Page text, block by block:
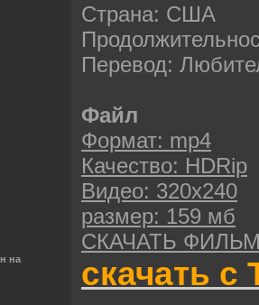
на
Страна: США
Перевод:
Файл
Формат: mp4
Качество: HDRip
Видео: 320х240
размер: 159 мб
СКАЧАТЬ
скачать с